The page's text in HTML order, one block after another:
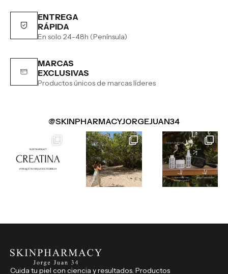
ENTREGA
RÁPIDA
En solo 24-48h (Península)
MARCAS
EXCLUSIVAS
Productos únicos de marcas líderes
@SKINPHARMACYJORGEJUAN34
Cuida tu piel con ciencia y resultados. Productos